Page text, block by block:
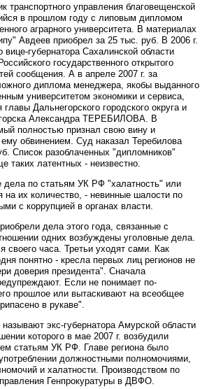
транспортного управления благовещенской
в прошлом году с липовым дипломом
аграрного университета. В материалах
Авдеев приобрел за 25 тыс. руб. В 2006 г.
губернатора Сахалинской области
государственного открытого
сообщения. А в апреле 2007 г. за
диплома менеджера, якобы выданного
университетом экономики и сервиса,
Дальнегорского городского округа и
Александра ТЕРЕБИЛОВА. В
полностью признал свою вину и
обвинением. Суд наказал Теребилова
Список разоблаченных "дипломников"
таких латентных - неизвестно.
дела по статьям УК РФ "халатность" или
их количество, - невинные шалости по
с коррупцией в органах власти.
дела этого года, связанные с
одних возбуждены уголовные дела.
своего часа. Третьи уходят сами. Как
понятно - кресла первых лиц регионов не
доверия президента". Сначала
Если не понимает по-
прошлое или вытаскивают на всеобщее
в рукаве".
экс-губернатора Амурской области
которого в мае 2007 г. возбудили
статьям УК РФ. Главе региона было
должностными полномочиями,
и халатности. Производством по
Генпрокуратуры в ДВФО.